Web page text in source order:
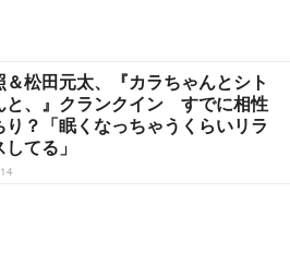
松田元太、『カラちゃんとシト
と、』クランクイン すでに相性
り？「眠くなっちゃうくらいリラ
てる」